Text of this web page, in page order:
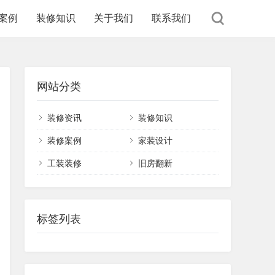
例 装修知识 关于我们 联系我们
网站分类
装修资讯 装修知识
装修案例 家装设计
工装装修 旧房翻新
标签列表